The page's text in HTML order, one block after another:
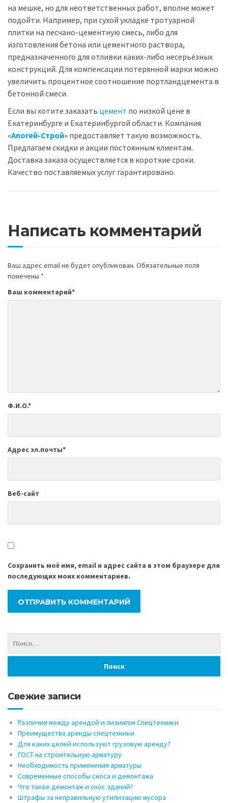
на мешке, но для неответственных работ, вполне может
подойти. Например, при сухой укладке тротуарной
плитки на песчано-цементную смесь, либо для
изготовления бетона или цементного раствора,
предназначенного для отливки каких-либо несерьёзных
конструкций. Для компенсации потерянной марки можно
увеличить процентное соотношение портландцемента в
бетонной смеси.
Если вы хотите заказать цемент по низкой цене в
Екатеринбурге и Екатеринбургой области. Компания
«Апогей-Строй» предоставляет такую возможность.
Предлагаем скидки и акции постоянным клиентам.
Доставка заказа осуществляется в короткие сроки.
Качество поставляемых услуг гарантировано.
Написать комментарий
Ваш адрес email не будет опубликован. Обязательные поля
помечены *
Ваш комментарий*
Ф.И.О.*
Адрес эл.почты*
Веб-сайт
Сохранить моё имя, email и адрес сайта в этом браузере для
последующих моих комментариев.
Свежие записи
Различия между арендой и лизингом Спецтехники
Преимущества аренды спецтехники
Для каких целей используют грузовую аренду?
ГОСТ на строительную арматуру
Необходимость применения арматуры
Современные способы сноса и демонтажа
Что такое демонтаж и снос зданий?
Штрафы за неправильную утилизацию мусора